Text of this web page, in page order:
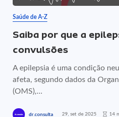
Saúde de A-Z
Saiba por que a
convulsões
A epilepsia é uma condição
afeta, segundo dados da
(OMS),...
dr.consulta 29, set de 2025 14